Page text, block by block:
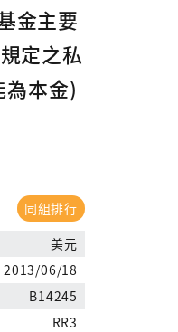
金主要
定之私
為本金)
同組排行
美元
2013/06/18
B14245
RR3